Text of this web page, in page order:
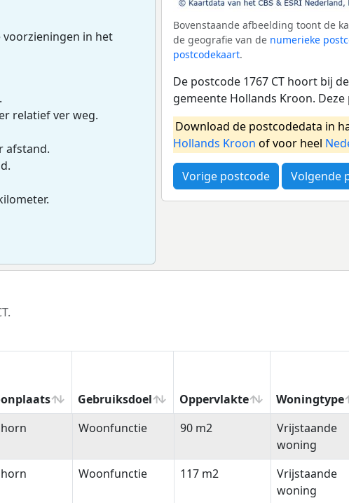
in het
relatief ver weg.
afstand.
Bovenstaande afbeelding toont de
de geografie van de numerieke
postcodekaart.
De postcode 1767 CT hoort bij
gemeente Hollands Kroon.
Download de postcodedata in
Hollands Kroon of voor heel
Vorige postcode Volgende
Gebruiksdoel Oppervlakte Woningtype
Gebruiksdoel Oppervlakte Woningtype
Woonfunctie 90 m2
Vrijstaande
woning
Woonfunctie 117 m2
Vrijstaande
woning